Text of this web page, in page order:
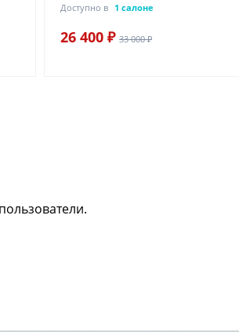
Доступно в 1 салоне
26 400 ₽ 33 000 ₽